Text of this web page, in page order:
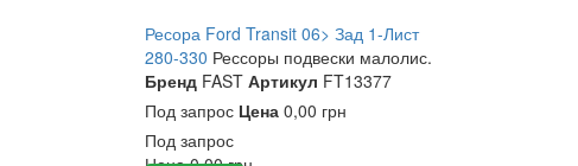
Ресора Ford Transit 06> Зад 1-Лист
280-330 Рессоры подвески малолис.
Бренд FASTАртикул FT13377
Под запрос Цена 0,00 грн
Под запрос